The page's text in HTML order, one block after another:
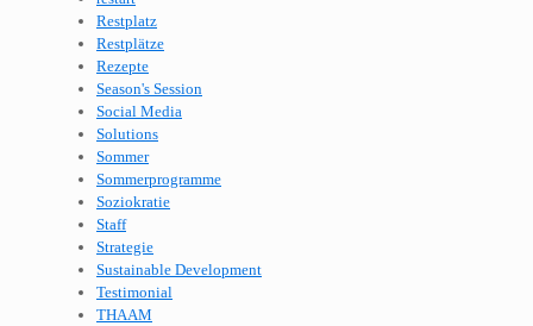
Restplatz
Restplätze
Rezepte
Season's Session
Social Media
Solutions
Sommer
Sommerprogramme
Soziokratie
Staff
Strategie
Sustainable Development
Testimonial
THAAM